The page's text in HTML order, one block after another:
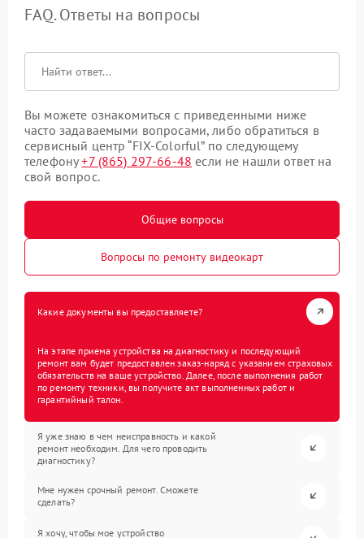
FAQ. Ответы на вопросы
Вы можете ознакомиться с приведенными ниже
часто задаваемыми вопросами, либо обратиться в
сервисный центр “FIX-Colorful” по следующему
телефону+7 (865) 297-66-48 если не нашли ответ на
свой вопрос.
Общие вопросы
Вопросы по ремонту видеокарт
Какие документы вы предоставляете?
На этапе приема устройства на диагностику и последующий
ремонт вам будет предоставлен заказ-наряд с указанием страховых
обязательств на ваше устройство. Далее, после выполнения работ
по ремонту техники, вы получите акт выполненных работ и
гарантийный талон.
Я уже знаю в чем неисправность и какой
ремонт необходим. Для чего проводить
диагностику?
Мне нужен срочный ремонт. Сможете
сделать?
Я хочу, чтобы мое устройство